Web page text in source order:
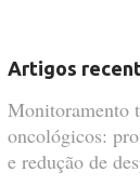
Artigos
Monitoramento
oncológicos:
e redução de